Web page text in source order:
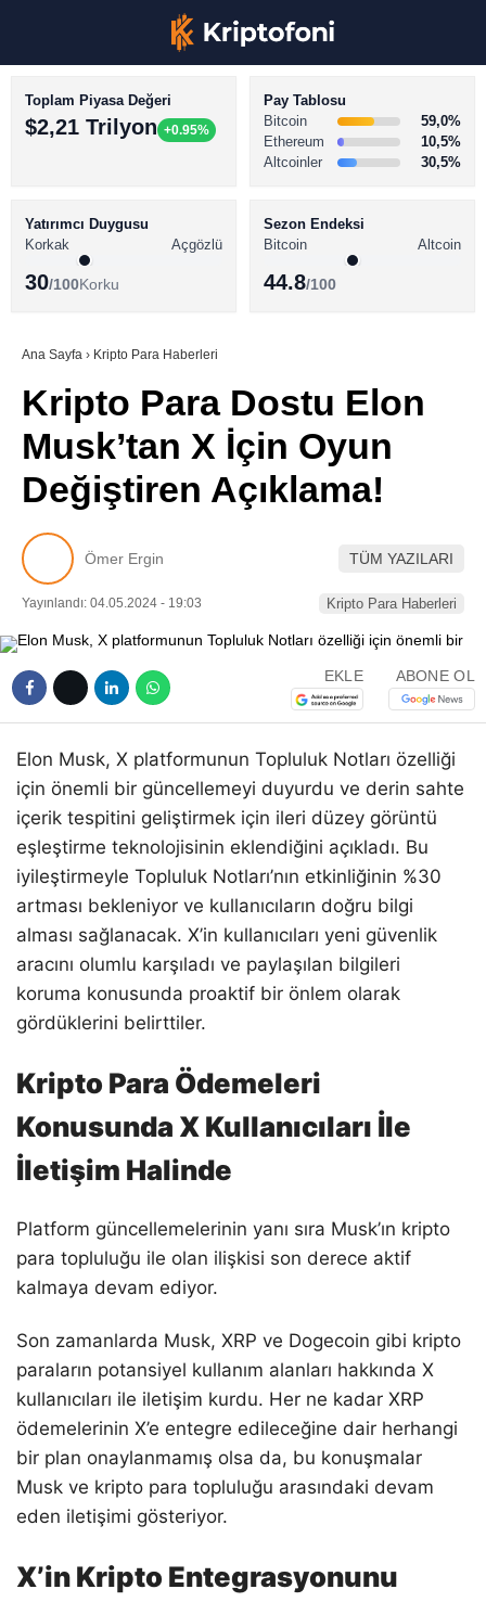
Youtube
TikTok
Telegram
BİTCOİN HABERLERİ
ALTCOİN HABERLERİ
SÖZLÜK
Toplam Piyasa Değeri
$2,21 Trilyon +0.95%
Pay Tablosu
Bitcoin
59,0%
Ethereum
10,5%
Altcoinler
30,5%
Yatırımcı Duygusu
Korkak
Açgözlü
30/100Korku
Sezon Endeksi
Bitcoin
Altcoin
44.8/100
Ana Sayfa › Kripto Para Haberleri
Kripto Para Dostu Elon
Musk’tan X İçin Oyun
Değiştiren Açıklama!
Ömer Ergin TÜM YAZILARI
Yayınlandı: 04.05.2024 - 19:03 Kripto Para Haberleri
EKLE ABONE OL
Elon Musk, X platformunun Topluluk Notları özelliği
için önemli bir güncellemeyi duyurdu ve derin sahte
içerik tespitini geliştirmek için ileri düzey görüntü
eşleştirme teknolojisinin eklendiğini açıkladı. Bu
iyileştirmeyle Topluluk Notları’nın etkinliğinin %30
artması bekleniyor ve kullanıcıların doğru bilgi
alması sağlanacak. X’in kullanıcıları yeni güvenlik
aracını olumlu karşıladı ve paylaşılan bilgileri
koruma konusunda proaktif bir önlem olarak
gördüklerini belirttiler.
Kripto Para Ödemeleri
Konusunda X Kullanıcıları İle
İletişim Halinde
Platform güncellemelerinin yanı sıra Musk’ın kripto
para topluluğu ile olan ilişkisi son derece aktif
kalmaya devam ediyor.
Son zamanlarda Musk, XRP ve Dogecoin gibi kripto
paraların potansiyel kullanım alanları hakkında X
kullanıcıları ile iletişim kurdu. Her ne kadar XRP
ödemelerinin X’e entegre edileceğine dair herhangi
bir plan onaylanmamış olsa da, bu konuşmalar
Musk ve kripto para topluluğu arasındaki devam
eden iletişimi gösteriyor.
X’in Kripto Entegrasyonunu